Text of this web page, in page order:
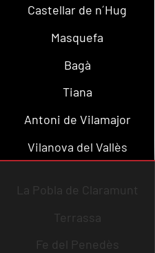
Castellar de n´Hug
Masquefa
Bagà
Tiana
Antoni de Vilamajor
Vilanova del Vallès
La Pobla de Claramunt
Terrassa
Fe del Penedès